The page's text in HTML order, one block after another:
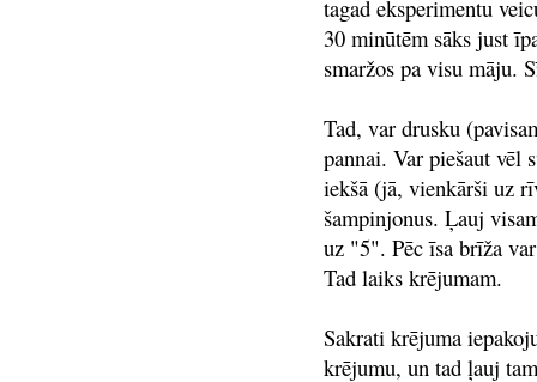
tagad eksperimentu
30 minūtēm sāks just
smaržos pa visu māju.
Tad, var drusku
pannai. Var piešaut vēl
iekšā (jā, vienkārši uz
šampinjonus. Ļauj
uz "5". Pēc īsa brīža
Tad laiks krējumam.
Sakrati krējuma
krējumu, un tad ļauj